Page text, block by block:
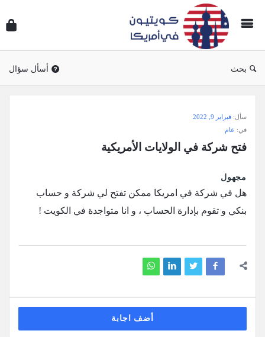
بحث أسأل سؤال
وجواب
أمريكا
الاحدث
أسئلة
سأل: فبراير 9, 2022
في: عام
فتح شركة في الولايات الأمريكية
مجهول
هل في شركة في امريكا ممكن تفتح لي شركة و حساب
بنكي و تقوم بإدارة الحساب ، و انا متواجدة في الكويت !
أضف اجابة